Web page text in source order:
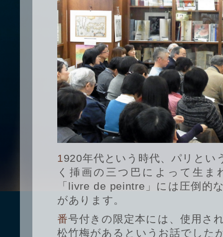
1920年代という時代、パリという場所、そして画家の描
く挿画の三つ巴によって生ま
「livre de peintre」には圧倒的
があります。
番号付きの限定本には、使用されている紙質などにより
松竹梅があるというお話でした